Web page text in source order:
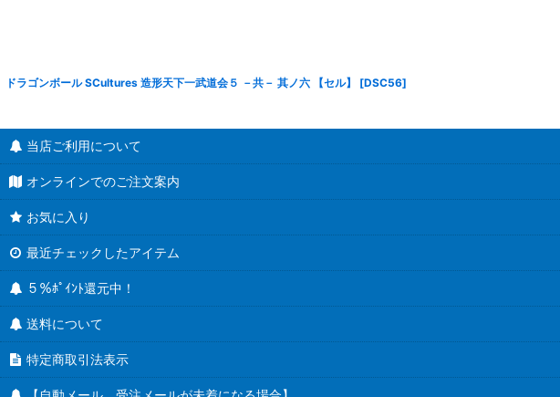
ドラゴンボール SCultures 造形天下一武道会５ －共－ 其ノ六 【セル】 [DSC56]
当店ご利用について
オンラインでのご注文案内
お気に入り
最近チェックしたアイテム
５％ﾎﾟｲﾝﾄ還元中！
送料について
特定商取引法表示